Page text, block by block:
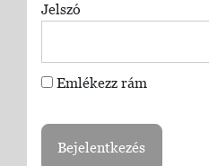
Jelszó
Emlékezz rám